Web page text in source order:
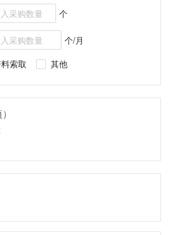
个
个/月
索取 其他